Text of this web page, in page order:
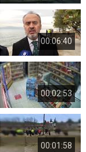
Türü
yıl
00:06:40
00:02:53
00:01:58